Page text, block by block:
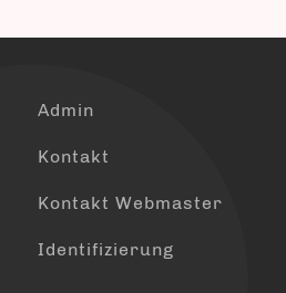
Admin
Kontakt
Kontakt Webmaster
Identifizierung